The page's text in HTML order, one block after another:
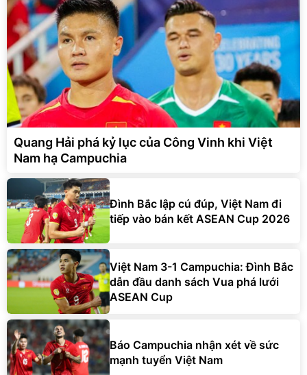
Quang Hải phá kỷ lục của Công Vinh khi Việt
Nam hạ Campuchia
Đình Bắc lập cú đúp, Việt Nam đi
tiếp vào bán kết ASEAN Cup 2026
Việt Nam 3-1 Campuchia: Đình Bắc
dẫn đầu danh sách Vua phá lưới
ASEAN Cup
Báo Campuchia nhận xét về sức
mạnh tuyển Việt Nam